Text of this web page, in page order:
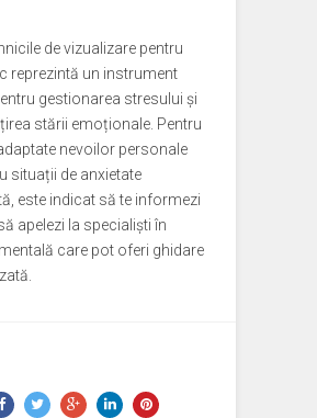
de vizualizare pentru
reprezintă un instrument
gestionarea stresului și
stării emoționale. Pentru
nevoilor personale
situații de anxietate
este indicat să te informezi
apelezi la specialiști în
care pot oferi ghidare